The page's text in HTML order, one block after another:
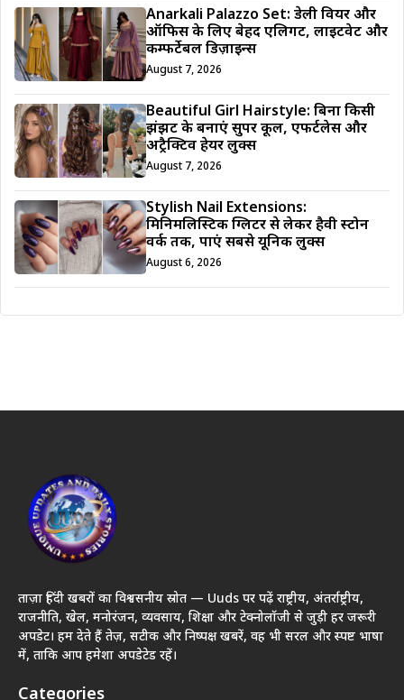
Anarkali Palazzo Set: डेली वियर और
ऑफिस के लिए बेहद एलिगेंट, लाइटवेट और
कम्फर्टेबल डिज़ाइन्स
August 7, 2026
Beautiful Girl Hairstyle: बिना किसी
झंझट के बनाएं सुपर कूल, एफर्टलेस और
अट्रैक्टिव हेयर लुक्स
August 7, 2026
Stylish Nail Extensions:
मिनिमलिस्टिक ग्लिटर से लेकर हैवी स्टोन
वर्क तक, पाएं सबसे यूनिक लुक्स
August 6, 2026
ताज़ा हिंदी खबरों का विश्वसनीय स्रोत — Uuds पर पढ़ें राष्ट्रीय, अंतर्राष्ट्रीय,
राजनीति, खेल, मनोरंजन, व्यवसाय, शिक्षा और टेक्नोलॉजी से जुड़ी हर जरूरी
अपडेट। हम देते हैं तेज़, सटीक और निष्पक्ष खबरें, वह भी सरल और स्पष्ट भाषा
में, ताकि आप हमेशा अपडेटेड रहें।
Categories